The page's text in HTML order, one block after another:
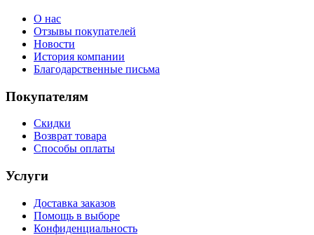
О нас
Отзывы покупателей
Новости
История компании
Благодарственные письма
Покупателям
Скидки
Возврат товара
Способы оплаты
Услуги
Доставка заказов
Помощь в выборе
Конфиденциальность